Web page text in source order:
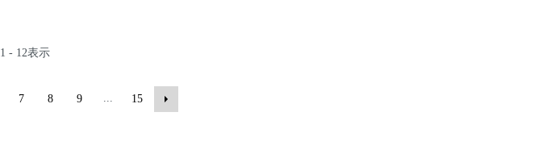
1 - 12表示
7 8 9 15